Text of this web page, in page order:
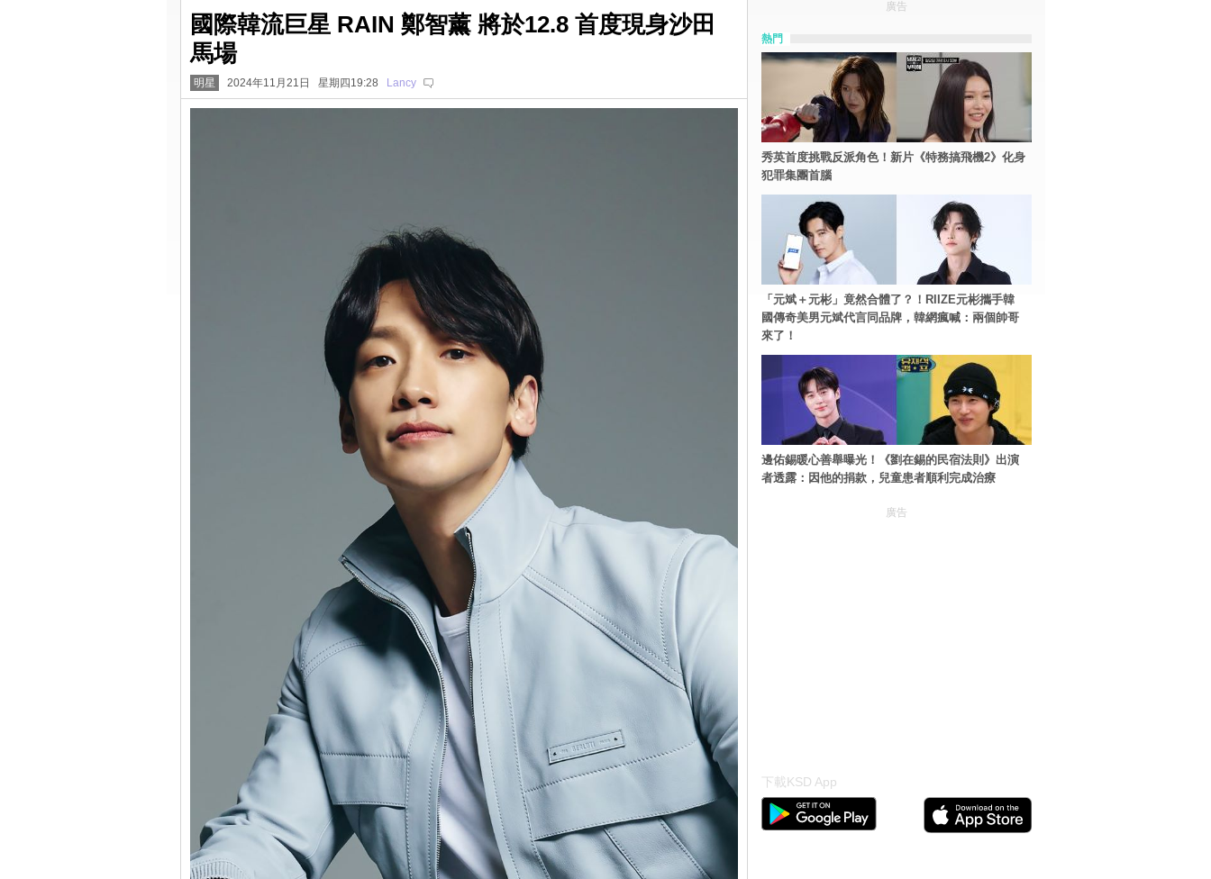
國際韓流巨星 RAIN 鄭智薰 將於12.8 首度現身沙田
馬場
明星 2024年11月21日 星期四19:28 Lancy
廣告
熱門
秀英首度挑戰反派角色！新片《特務搞飛機2》化身
犯罪集團首腦
「元斌＋元彬」竟然合體了？！RIIZE元彬攜手韓
國傳奇美男元斌代言同品牌，韓網瘋喊：兩個帥哥
來了！
邊佑錫暖心善舉曝光！《劉在錫的民宿法則》出演
者透露：因他的捐款，兒童患者順利完成治療
廣告
下載KSD App